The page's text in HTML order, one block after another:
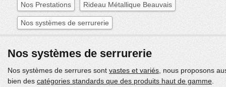
Nos Prestations Rideau Métallique Beauvais
Nos systèmes de serrurerie
Nos systèmes de serrurerie
Nos systèmes de serrures sont vastes et variés , nous proposons
bien des catégories standards que des produits haut de gamme